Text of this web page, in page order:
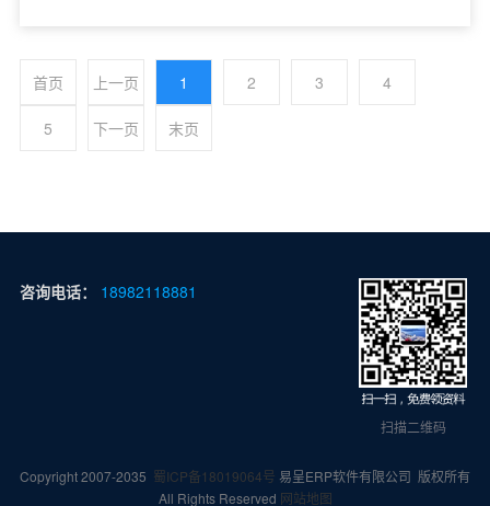
助力工厂告别人工排产乱象。1、ERP系统：企业管理的数字化
神器ERP系统是企业一体化数字化管理平台，整合企业核心
经......
首页 上一页 1 2 3 4
5 下一页 末页
咨询电话： 18982118881
扫描二维码
Copyright 2007-2035 蜀ICP备18019064号 易呈ERP软件有限公司 版权所有
All Rights Reserved 网站地图